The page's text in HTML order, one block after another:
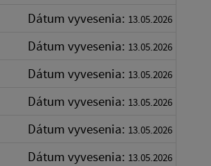
Dátum vyvesenia: 13.05.2026
Dátum vyvesenia: 13.05.2026
Dátum vyvesenia: 13.05.2026
Dátum vyvesenia: 13.05.2026
Dátum vyvesenia: 13.05.2026
Dátum vyvesenia: 13.05.2026